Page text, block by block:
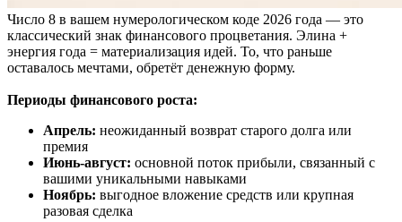
Число 8 в вашем нумерологическом коде 2026 года — это
классический знак финансового процветания. Элина +
энергия года = материализация идей. То, что раньше
оставалось мечтами, обретёт денежную форму.
Периоды финансового роста:
Апрель: неожиданный возврат старого долга или
премия
Июнь-август: основной поток прибыли, связанный с
вашими уникальными навыками
Ноябрь: выгодное вложение средств или крупная
разовая сделка